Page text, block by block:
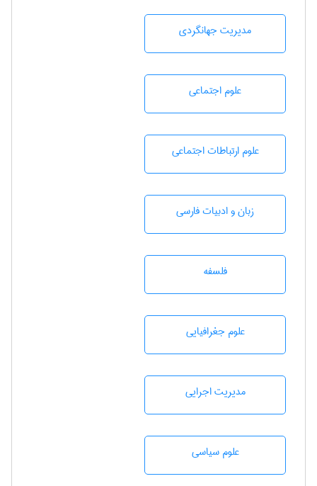
مديريت جهانگردی
علوم اجتماعی
علوم ارتباطات اجتماعی
زبان و ادبيات فارسی
فلسفه
علوم جغرافيايی
مديريت اجرايی
علوم سياسی